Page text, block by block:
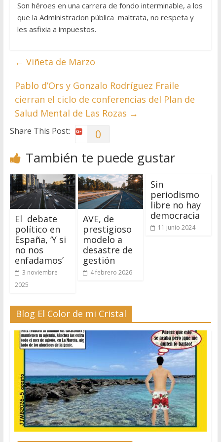
Son héroes en una carrera de fondo interminable, a los
que la Administracion pública maltrata, no respeta y
les asfixia a impuestos.
← Viñeta de Marzo
Pablo d’Ors y Gonzalo Rodríguez Fraile
cierran el ciclo de conferencias del Plan de
Salud Mental de Las Rozas →
Share This Post: 0
También te puede gustar
El debate
político en
España, ‘Y si
no nos
enfadamos’
3 noviembre
2025
AVE, de
prestigioso
modelo a
desastre de
gestión
4 febrero 2026
Sin
periodismo
libre no hay
democracia
11 junio 2024
Blog El Color de mi Cristal